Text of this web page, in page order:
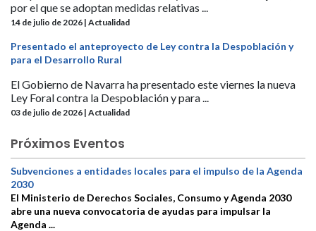
por el que se adoptan medidas relativas ...
14 de julio de 2026 | Actualidad
Presentado el anteproyecto de Ley contra la Despoblación y
para el Desarrollo Rural
El Gobierno de Navarra ha presentado este viernes la nueva
Ley Foral contra la Despoblación y para ...
03 de julio de 2026 | Actualidad
Próximos Eventos
Subvenciones a entidades locales para el impulso de la Agenda
2030
El Ministerio de Derechos Sociales, Consumo y Agenda 2030
abre una nueva convocatoria de ayudas para impulsar la
Agenda ...